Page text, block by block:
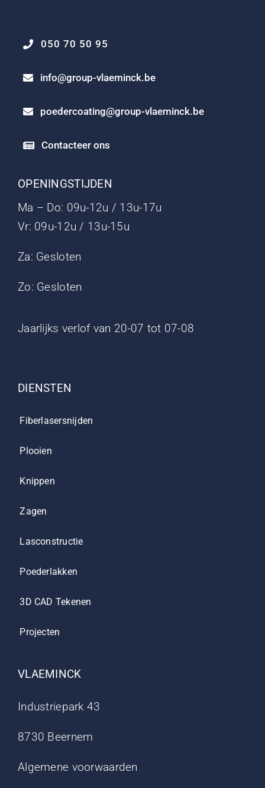
050 70 50 95
info@group-vlaeminck.be
poedercoating@group-vlaeminck.be
Contacteer ons
OPENINGSTIJDEN
Ma – Do: 09u-12u / 13u-17u
Vr: 09u-12u / 13u-15u
Za: Gesloten
Zo: Gesloten
Jaarlijks verlof van 20-07 tot 07-08
DIENSTEN
Fiberlasersnijden
Plooien
Knippen
Zagen
Lasconstructie
Poederlakken
3D CAD Tekenen
Projecten
VLAEMINCK
Industriepark 43
8730 Beernem
Algemene voorwaarden